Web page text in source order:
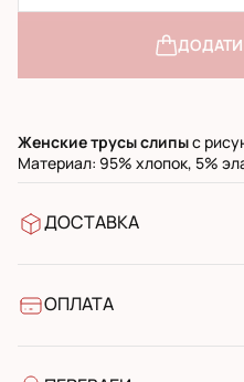
Женские трусы слипыс
Материал: 95% хлопок, 5%
ДОСТАВКА
УкрПошта стандарт
ОПЛАТА
Банківський переказ